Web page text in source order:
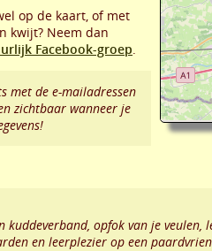
op de kaart, of met
kwijt? Neem dan
Facebook-groep.
met de e-mailadressen
zichtbaar wanneer je
opfok van je
en leerplezier op een